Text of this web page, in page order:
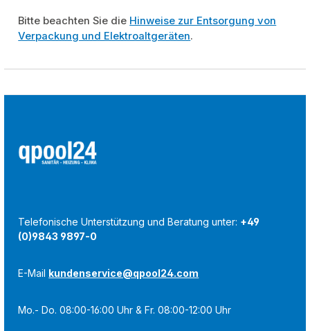
Bitte beachten Sie die Hinweise zur Entsorgung von
Verpackung und Elektroaltgeräten.
Telefonische Unterstützung und Beratung unter: +49
(0)9843 9897-0
E-Mail kundenservice@qpool24.com
Mo.- Do. 08:00-16:00 Uhr & Fr. 08:00-12:00 Uhr